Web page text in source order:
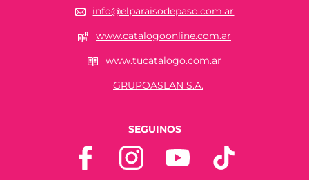
info@elparaisodepaso.com.ar
www.catalogoonline.com.ar
www.tucatalogo.com.ar
GRUPOASLAN S.A.
SEGUINOS